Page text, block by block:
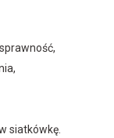
siatkówkę.